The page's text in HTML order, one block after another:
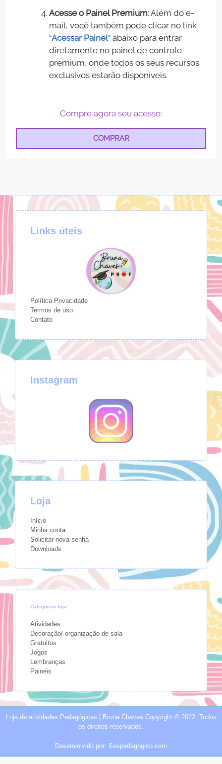
Acesse o Painel Premium: Além do e-
mail, você também pode clicar no link
“Acessar Painel” abaixo para entrar
diretamente no painel de controle
premium, onde todos os seus recursos
exclusivos estarão disponíveis.
Compre agora seu acesso:
COMPRAR
Links úteis
Política Privacidade
Termos de uso
Contato
Instagram
Loja
Início
Minha conta
Solicitar nova senha
Downloads
Categorias loja
Atividades
Decoração/ organização de sala
Gratuitos
Jogos
Lembranças
Painéis
Loja de atividades Pedagógicas | Bruna Chaves Copyright © 2022. Todos
os direitos reservados.
Desenvolvido por: Sospedagogico.com